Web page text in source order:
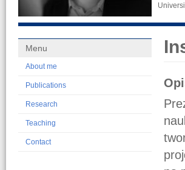
Menu
About me
Publications
Research
Teaching
Contact